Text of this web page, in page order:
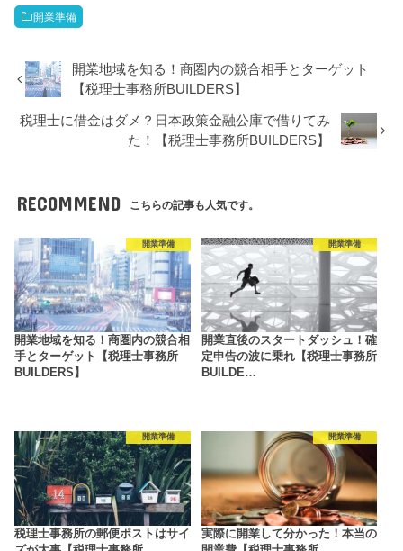
開業準備
開業地域を知る！商圏内の競合相手とターゲット
【税理士事務所BUILDERS】
税理士に借金はダメ？日本政策金融公庫で借りてみ
た！【税理士事務所BUILDERS】
RECOMMEND こちらの記事も人気です。
開業準備
開業地域を知る！商圏内の競合相
手とターゲット【税理士事務所
BUILDERS】
開業準備
開業直後のスタートダッシュ！確
定申告の波に乗れ【税理士事務所
BUILDE…
開業準備
税理士事務所の郵便ポストはサイ
開業準備
実際に開業して分かった！本当の